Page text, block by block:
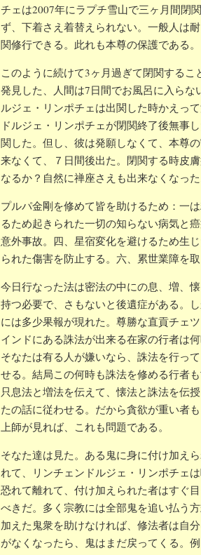
チェは2007年にラプチ雪山で三ヶ月間閉
ず、下着さえ着替えられない。一般人は
関修行できる。此れも本尊の保護である。
このように続けて3ヶ月過ぎて閉関する
発見した、人間は7日間でお風呂に入ら
ルジェ・リンポチェは出関した時かえっ
ドルジェ・リンポチェが閉関終了後無事
関した。但し、彼は発願しなくて、本尊
来なくて、７日間後出た。閉関する時皮
なるか？自然に禅座さえも出来なくなった
プルパ金剛を修めて皆を助けるため：一
るため起きられた一切の知らない病気と
意外事故。四、星宿変化を避けるため生
られた傷害を防止する。六、累世業障を取
今日行なった法は密法の中にの息、増、
持つ必要で、さもないと後遺症がある。
には多少果報が現れた。尊勝な直貢チェ
インドにある誅法が出来る在家の行者は
そなたは有る人が嫌いなら、誅法を行っ
せる。結局この何時も誅法を修める行者
只息法と増法を伝えて、懐法と誅法を伝
たの話に従わせる。だから貪欲が重い者
上師が見れば、これも問題である。
そなた達は見た。ある鬼に身に付け加え
れて、リンチェンドルジェ・リンポチェ
恐れて離れて、付け加えられた者はすぐ
べきだ。多く宗教には全部鬼を追い払う
加えた鬼衆を助けなければ、修法者は自
がなくなったら、鬼はまだ戻ってくる。